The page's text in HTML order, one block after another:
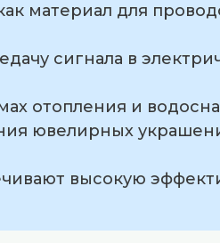
материал для
сигнала в
отопления и
ювелирных
высокую